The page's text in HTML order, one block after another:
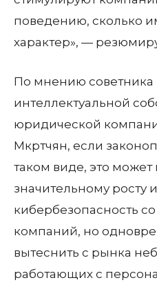
поведению, сколько
характер», —
По мнению советника
интеллектуальной
юридической
Мкртчян, если
таком виде, это может
значительному росту
кибербезопасность
компаний, но
вытеснить с рынка
работающих с